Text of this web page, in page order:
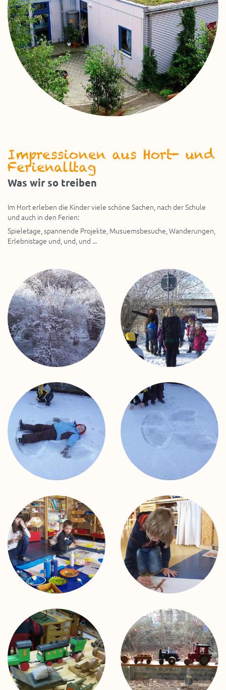
Impressionen aus Hort- und
Ferienalltag
Was wir so treiben
Im Hort erleben die Kinder viele schöne Sachen, nach der Schule
und auch in den Ferien:
Spieletage, spannende Projekte, Musuemsbesuche, Wanderungen,
Erlebnistage und, und, und ...